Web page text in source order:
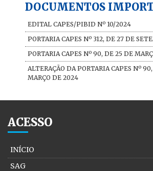
DOCUMENTOS
EDITAL CAPES/PIBID Nº 10/2024
PORTARIA CAPES Nº 312, DE 27 DE
PORTARIA CAPES Nº 90, DE 25 DE
ALTERAÇÃO DA PORTARIA CAPES Nº
MARÇO DE 2024
ACESSO
INÍCIO
SAG